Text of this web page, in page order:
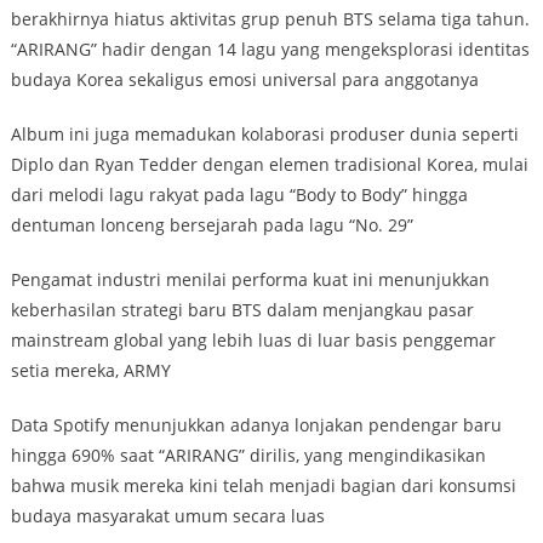
berakhirnya hiatus aktivitas grup penuh BTS selama tiga tahun.
“ARIRANG” hadir dengan 14 lagu yang mengeksplorasi identitas
budaya Korea sekaligus emosi universal para anggotanya
Album ini juga memadukan kolaborasi produser dunia seperti
Diplo dan Ryan Tedder dengan elemen tradisional Korea, mulai
dari melodi lagu rakyat pada lagu “Body to Body” hingga
dentuman lonceng bersejarah pada lagu “No. 29”
Pengamat industri menilai performa kuat ini menunjukkan
keberhasilan strategi baru BTS dalam menjangkau pasar
mainstream global yang lebih luas di luar basis penggemar
setia mereka, ARMY
Data Spotify menunjukkan adanya lonjakan pendengar baru
hingga 690% saat “ARIRANG” dirilis, yang mengindikasikan
bahwa musik mereka kini telah menjadi bagian dari konsumsi
budaya masyarakat umum secara luas